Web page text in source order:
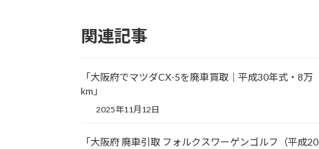
関連記事
「大阪府でマツダCX-5を廃車買取｜平成30年式・8万
km」
2025年11月12日
「大阪府 廃車引取 フォルクスワーゲンゴルフ（平成20